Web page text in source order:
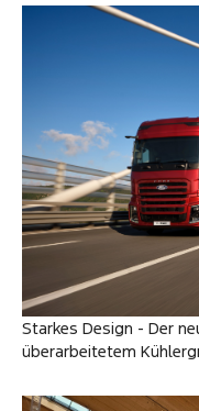
Starkes Design - Der
überarbeitetem